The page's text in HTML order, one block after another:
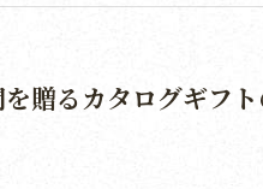
贈るカタログギフ